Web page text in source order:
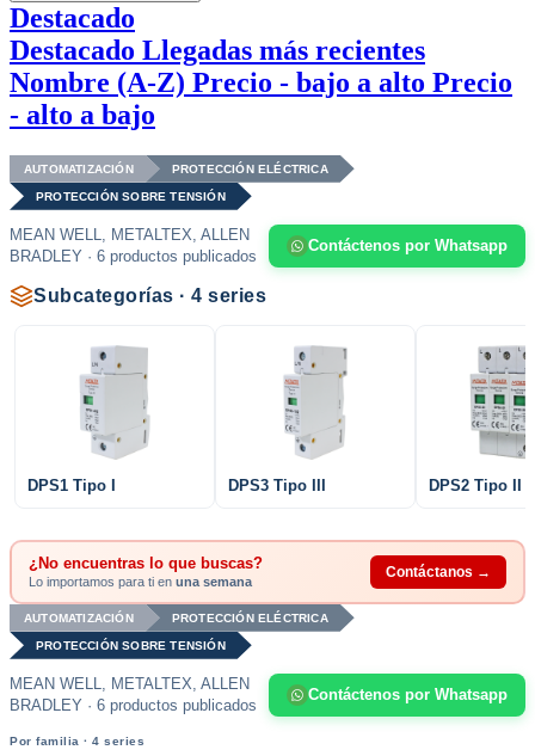
Destacado
Destacado Llegadas más recientes
Nombre (A-Z) Precio - bajo a alto Precio
- alto a bajo
AUTOMATIZACIÓN PROTECCIÓN ELÉCTRICA
PROTECCIÓN SOBRE TENSIÓN
MEAN WELL, METALTEX, ALLEN
BRADLEY · 6 productos publicados
Contáctenos por Whatsapp
Subcategorías · 4 series
DPS1 Tipo I DPS3 Tipo III DPS2 Tipo II
¿No encuentras lo que buscas?
Lo importamos para ti en una semana
Contáctanos →
AUTOMATIZACIÓN PROTECCIÓN ELÉCTRICA
PROTECCIÓN SOBRE TENSIÓN
MEAN WELL, METALTEX, ALLEN
BRADLEY · 6 productos publicados
Contáctenos por Whatsapp
Por familia · 4 series